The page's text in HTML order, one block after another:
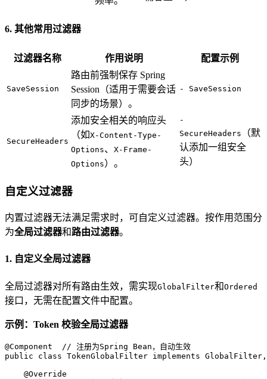
6. 其他常用过滤器
过滤器名称 作用说明 配置示例
SaveSession
路由前强制保存 Spring
Session（适用于需要会话
同步的场景）。
- SaveSession
SecureHeaders
添加安全相关的响应头
（如X-Content-Type-
Options、 X-Frame-
Options）。
-
SecureHeaders
（默
认添加一组安全
头）
自定义过滤器
内置过滤器无法满足需求时，可自定义过滤器。按作用范围分
为全局过滤器和路由过滤器。
1. 自定义全局过滤器
全局过滤器对所有路由生效，需实现GlobalFilter和Ordered
接口，无需在配置文件中配置。
示例：Token 校验全局过滤器
@Component
// 注册为Spring Bean，自动生效
public
class TokenGlobalFilter implements GlobalFilter
@Override